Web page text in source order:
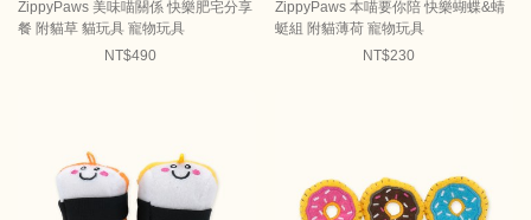
ZippyPaws 美味喵關係 快樂肥宅分享
餐 附貓草 貓玩具 寵物玩具
NT$490
ZippyPaws 本喵要你陪 快樂蝴蝶&蜻
蜓組 附貓薄荷 寵物玩具
NT$230